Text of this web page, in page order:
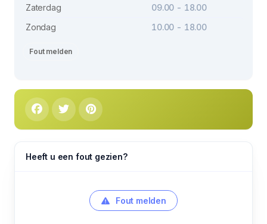
Zaterdag
09.00 - 18.00
Zondag
10.00 - 18.00
Fout melden
Heeft u een fout gezien?
Fout melden